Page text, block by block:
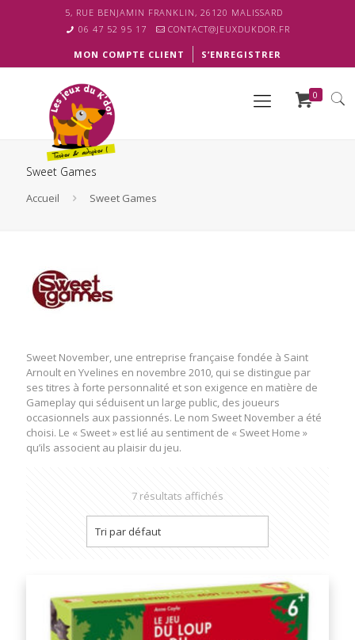
5, RUE BENJAMIN FRANKLIN, 26120 MALISSARD
06 47 52 95 17
CONTACT@JEUXDUKDOR.FR
MON COMPTE CLIENT S’ENREGISTRER
0
Sweet Games
Accueil Sweet Games
Sweet November, une entreprise française fondée à Saint
Arnoult en Yvelines en novembre 2010, qui se distingue par
ses titres à forte personnalité et son exigence en matière de
Gameplay qui séduisent un large public, des joueurs
occasionnels aux passionnés. Le nom Sweet November a été
choisi. Le « Sweet » est lié au sentiment de « Sweet Home »
qu’ils associent au plaisir du jeu.
7 résultats affichés